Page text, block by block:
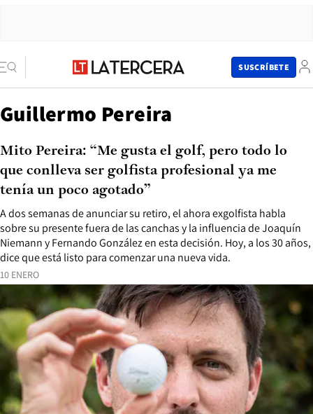
SUSCRÍBETE
Guillermo Pereira
10 ENERO
A dos semanas de anunciar su retiro, el ahora exgolfista habla
sobre su presente fuera de las canchas y la influencia de Joaquín
Niemann y Fernando González en esta decisión. Hoy, a los 30 años,
dice que está listo para comenzar una nueva vida.
Mito Pereira: “Me gusta el golf, pero todo lo
que conlleva ser golfista profesional ya me
tenía un poco agotado”